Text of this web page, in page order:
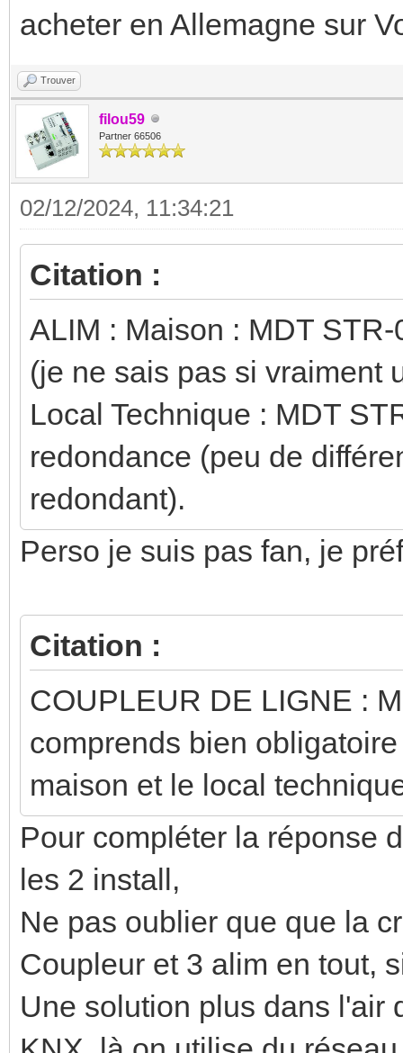
acheter en Allemagne sur
Trouver
filou59
Partner 66506
02/12/2024, 11:34:21
Citation :
ALIM : Maison : MDT
(je ne sais pas si vraiment
Local Technique : MDT
redondance (peu de
redondant).
Perso je suis pas fan, je
Citation :
COUPLEUR DE LIGNE :
comprends bien
maison et le local
Pour compléter la réponse
les 2 install,
Ne pas oublier que que la
Coupleur et 3 alim en tout,
Une solution plus dans l'air